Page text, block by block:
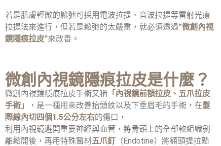
若是肌膚輕微的鬆弛可採用電波拉提、音波拉提等雷射光療
拉提法來進行，但若是鬆弛的太嚴重，就必須透過”微創內視
鏡隱痕拉皮”來改善。
微創內視鏡隱痕拉皮是什麼？
微創內視鏡隱痕拉皮手術又稱 「內視鏡前額拉皮、五爪拉皮
手術」
，是一種用來改善抬頭紋以及下垂眉毛的手術，在髮
際線內切四個1.5公分左右的傷口，
利用內視鏡避開重要神經與血管，將骨頭上的全部軟組織剝
離鬆開後，再用特殊醫材五爪釘 （Endotine）將額頭提拉懸